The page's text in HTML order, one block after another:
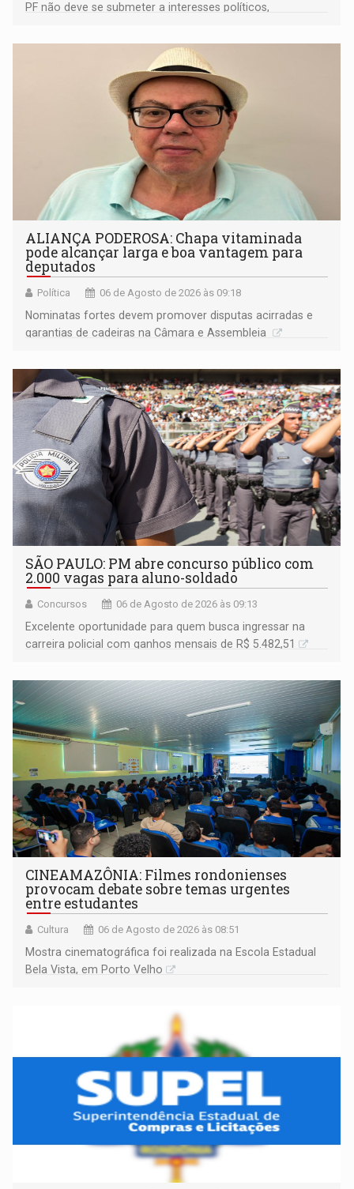
PF não deve se submeter a interesses políticos,
ALIANÇA PODEROSA: Chapa vitaminada
pode alcançar larga e boa vantagem para
deputados
Política 06 de Agosto de 2026 às 09:18
Nominatas fortes devem promover disputas acirradas e
garantias de cadeiras na Câmara e Assembleia
SÃO PAULO: PM abre concurso público com
2.000 vagas para aluno-soldado
Concursos 06 de Agosto de 2026 às 09:13
Excelente oportunidade para quem busca ingressar na
carreira policial com ganhos mensais de R$ 5.482,51
CINEAMAZÔNIA: Filmes rondonienses
provocam debate sobre temas urgentes
entre estudantes
Cultura 06 de Agosto de 2026 às 08:51
Mostra cinematográfica foi realizada na Escola Estadual
Bela Vista, em Porto Velho